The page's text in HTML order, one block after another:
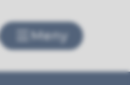
Meny